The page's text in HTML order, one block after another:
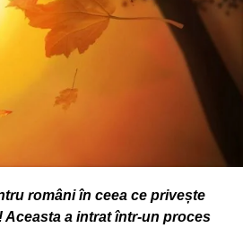
români în ceea ce privește
Aceasta a intrat într-un proces